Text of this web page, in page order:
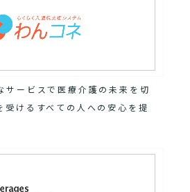
サービスで医療介護の未来を切
受けるすべての人への安心を提